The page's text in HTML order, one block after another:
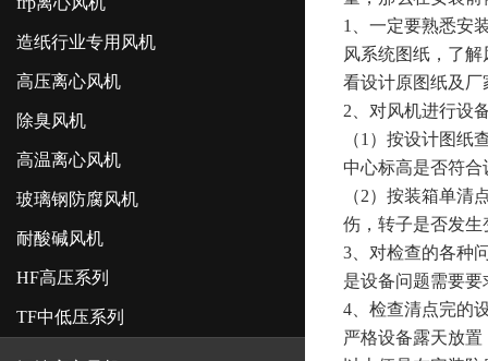
造纸行业专用风机
高压离心风机
除臭风机
高温离心风机
玻璃钢防腐风机
耐酸碱风机
HF高压系列
TF中低压系列
1
、一定要熟悉安
风系统图纸，了
看设计原图纸及
2 、对风机进行设
（1）按设计图
中心标高是否符合
（2）按装箱单
伤，转子是否发
3 、对检查的各种
是设备问题需要
4 、检查清点完的
严格设备露天放